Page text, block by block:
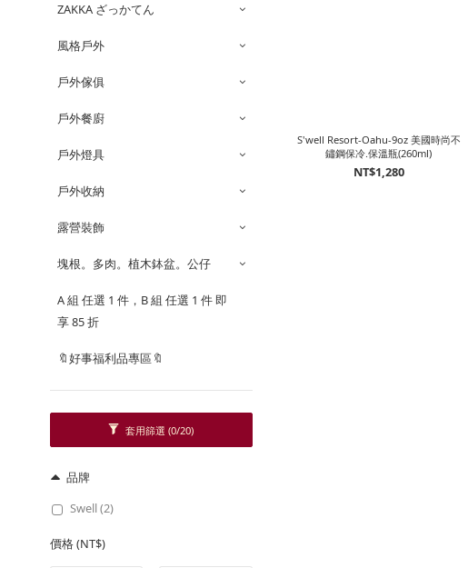
ZAKKA ざっかてん
風格戶外
戶外傢俱
戶外餐廚
戶外燈具
戶外收納
露營裝飾
塊根。多肉。植木鉢盆。公仔
A 組 任選 1 件，B 組 任選 1 件 即
享 85 折
🔖好事福利品專區🔖
套用篩選(0/20)
品牌
Swell (2)
價格 (NT$)
S'well Resort-Oahu-9oz 美國時尚不
鏽鋼保冷.保溫瓶(260ml)
NT$1,280